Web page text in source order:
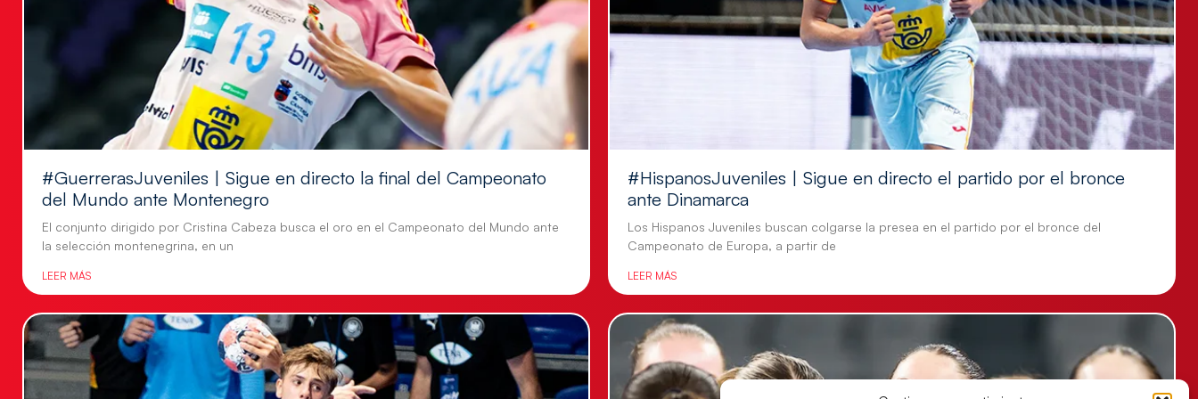
#GuerrerasJuveniles | Sigue en directo la final del Campeonato
del Mundo ante Montenegro
El conjunto dirigido por Cristina Cabeza busca el oro en el Campeonato del Mundo ante
la selección montenegrina, en un
LEER MÁS
#HispanosJuveniles | Sigue en directo el partido por el bronce
ante Dinamarca
Los Hispanos Juveniles buscan colgarse la presea en el partido por el bronce del
Campeonato de Europa, a partir de
LEER MÁS